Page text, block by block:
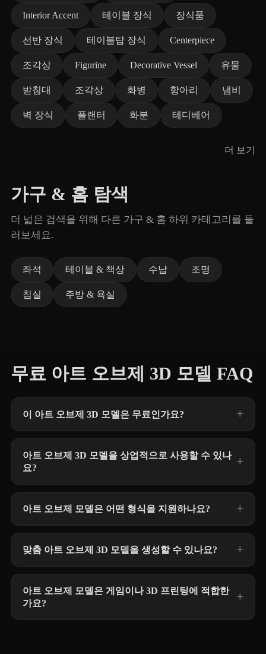
Interior Accent 테이블 장식 장식품
선반 장식 테이블탑 장식 Centerpiece
조각상 Figurine Decorative Vessel 유물
받침대 조각상 화병 항아리 냄비
벽 장식 플랜터 화분 테디베어
더 보기
가구 & 홈 탐색
더 넓은 검색을 위해 다른 가구 & 홈 하위 카테고리를 둘
러보세요.
좌석 테이블 & 책상 수납 조명
침실 주방 & 욕실
무료 아트 오브제 3D 모델 FAQ
이 아트 오브제 3D 모델은 무료인가요?
아트 오브제 3D 모델을 상업적으로 사용할 수 있나
요?
아트 오브제 모델은 어떤 형식을 지원하나요?
맞춤 아트 오브제 3D 모델을 생성할 수 있나요?
아트 오브제 모델은 게임이나 3D 프린팅에 적합한
가요?